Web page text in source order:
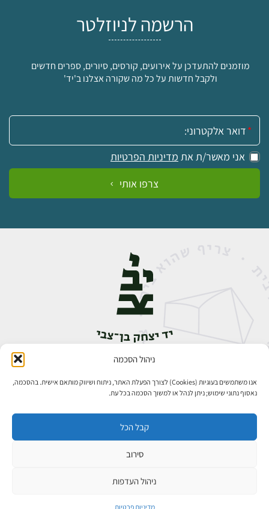
ניהול הסכמה
אנו משתמשים בעוגיות (Cookies) לצורך הפעלת האתר, ניתוח ושיווק מותאם אישית. בהסכמה,
נאסוף נתוני שימוש; ניתן לנהל או למשוך הסכמה בכל עת.
קבל הכל
סירוב
ניהול העדפות
מדיניות פרטיות
הרשמה לניוזלטר
מוזמנים להתעדכן על אירועים, קורסים, סיורים, ספרים חדשים
ולקבל חדשות על כל מה שקורה אצלנו ב'יד'
אימייל:
אני מאשר/ת את מדיניות הפרטיות
צרפו אותי
אבן גבירול 14, רחביה, ירושלים
פיתוח אתרים